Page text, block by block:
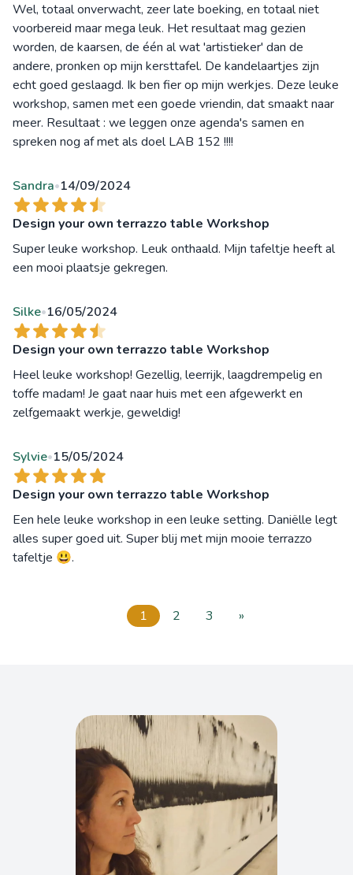
Wel, totaal onverwacht, zeer late boeking, en totaal niet
voorbereid maar mega leuk. Het resultaat mag gezien
worden, de kaarsen, de één al wat 'artistieker' dan de
andere, pronken op mijn kersttafel. De kandelaartjes zijn
echt goed geslaagd. Ik ben fier op mijn werkjes. Deze leuke
workshop, samen met een goede vriendin, dat smaakt naar
meer. Resultaat : we leggen onze agenda's samen en
spreken nog af met als doel LAB 152 !!!!
Sandra•14/09/2024
Design your own terrazzo table Workshop
Super leuke workshop. Leuk onthaald. Mijn tafeltje heeft al
een mooi plaatsje gekregen.
Silke•16/05/2024
Design your own terrazzo table Workshop
Heel leuke workshop! Gezellig, leerrijk, laagdrempelig en
toffe madam! Je gaat naar huis met een afgewerkt en
zelfgemaakt werkje, geweldig!
Sylvie•15/05/2024
Design your own terrazzo table Workshop
Een hele leuke workshop in een leuke setting. Daniëlle legt
alles super goed uit. Super blij met mijn mooie terrazzo
tafeltje 😃.
1 2 3 »